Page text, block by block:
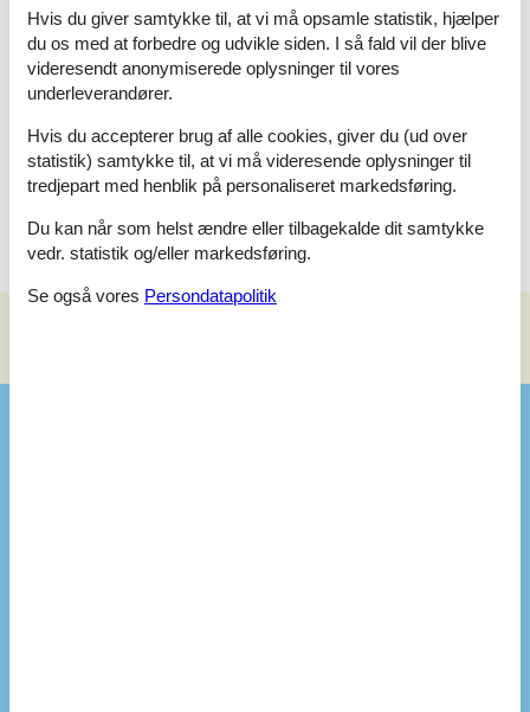
Ikke langt fra feriehuset finder I mange gode aktiviteter for hele
familien. I Lindvig kan spille minigolf, mellem Nørre Nebel og
Nymindegab er det muligt at køre på skinnecykel og Bork finder
I også mange hyggelige aktiviteter. Her kan I rejse tilbage i tiden
og opleve Bork Vikingehavn, springe på trampoliner og køre
vandet på et surfbræt, kan I også gøre dette på Ringkøbing
Fjord. Fjordens lave og flade vand er nemlig helt ideelt til dette
hos WestWind.
Hvis du giver samtykke til, at vi må opsamle statistik, hjælper
du os med at forbedre og udvikle siden. I så fald vil der blive
videresendt anonymiserede oplysninger til vores
underleverandører.
Hvis du accepterer brug af alle cookies, giver du (ud over
statistik) samtykke til, at vi må videresende oplysninger til
tredjepart med henblik på personaliseret markedsføring.
Du kan når som helst ændre eller tilbagekalde dit samtykke
vedr. statistik og/eller markedsføring.
Se også vores Persondatapolitik